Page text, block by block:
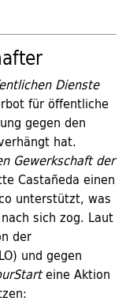
Dienste
für öffentliche
gegen den
hat.
Gewerkschaft der
Castañeda einen
unterstützt, was
sich zog. Laut
der
und gegen
eine Aktion